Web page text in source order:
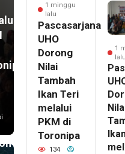
1 minggu
lalu
Pascasarjana
UHO
Dorong
Nilai
Tambah
Ikan Teri
melalui
PKM di
Toronipa
134
1
lalu